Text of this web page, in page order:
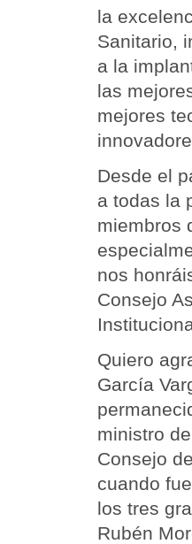
la
Sanitario,
a la
las
mejores
Desde el
a todas la
miembros
nos
Consejo
Quiero
García
ministro
Consejo
cuando
los tres
Rubén